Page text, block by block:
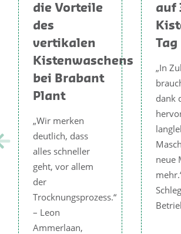
die Vorteile
des
vertikalen
Kistenwaschens
bei Brabant
Plant
„Wir merken
deutlich, dass
alles schneller
geht, vor allem
der
Trocknungsprozess.“
– Leon
Ammerlaan,
auf
Tag
„In
dank
neue